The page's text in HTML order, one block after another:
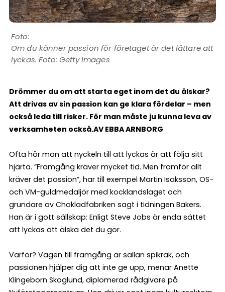
Om du känner passion för företaget är det lättare att
lyckas. Foto: Getty Images
Drömmer du om att starta eget inom det du älskar?
Att drivas av sin passion kan ge klara fördelar – men
också leda till risker. För man måste ju kunna leva av
verksamheten också.AV EBBA ARNBORG
Ofta hör man att nyckeln till att lyckas är att följa sitt
hjärta. ”Framgång kräver mycket tid. Men framför allt
kräver det passion”, har till exempel Martin Isaksson, OS-
och VM-guldmedaljör med kocklandslaget och
grundare av Chokladfabriken sagt i tidningen Bakers.
Han är i gott sällskap: Enligt Steve Jobs är enda sättet
att lyckas att älska det du gör.
Varför? Vägen till framgång är sällan spikrak, och
passionen hjälper dig att inte ge upp, menar Anette
Klingeborn Skoglund, diplomerad rådgivare på